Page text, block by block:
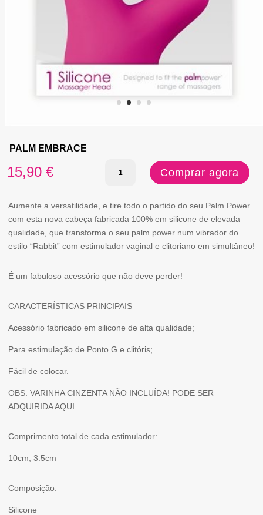
PALM EMBRACE
15,90 €
Quantidade
PALM
EMBRACE
Comprar agora
Aumente a versatilidade, e tire todo o partido do seu Palm Power
com esta nova cabeça fabricada 100% em silicone de elevada
qualidade, que transforma o seu palm power num vibrador do
estilo “Rabbit” com estimulador vaginal e clitoriano em simultâneo!
É um fabuloso acessório que não deve perder!
CARACTERÍSTICAS PRINCIPAIS
Acessório fabricado em silicone de alta qualidade;
Para estimulação de Ponto G e clitóris;
Fácil de colocar.
OBS: VARINHA CINZENTA NÃO INCLUÍDA! PODE SER
ADQUIRIDA AQUI
Comprimento total de cada estimulador:
10cm, 3.5cm
Composição:
Silicone